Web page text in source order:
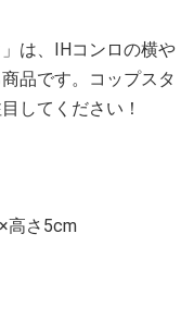
は、IHコンロの横や
品です。コップスタ
してください！
高さ5cm